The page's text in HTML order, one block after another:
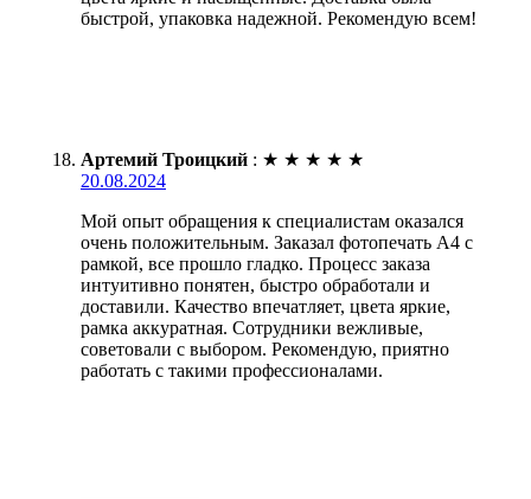
быстрой, упаковка надежной. Рекомендую всем!
Артемий Троицкий : ★ ★ ★ ★ ★
20.08.2024
Мой опыт обращения к специалистам оказался
очень положительным. Заказал фотопечать А4 с
рамкой, все прошло гладко. Процесс заказа
интуитивно понятен, быстро обработали и
доставили. Качество впечатляет, цвета яркие,
рамка аккуратная. Сотрудники вежливые,
советовали с выбором. Рекомендую, приятно
работать с такими профессионалами.